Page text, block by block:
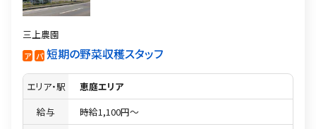
三上農園
ア パ 短期の野菜収穫スタッフ
エリア・駅
恵庭エリア
給与
時給1,100円〜